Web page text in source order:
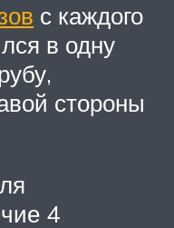
с каждого
в одну
стороны
4